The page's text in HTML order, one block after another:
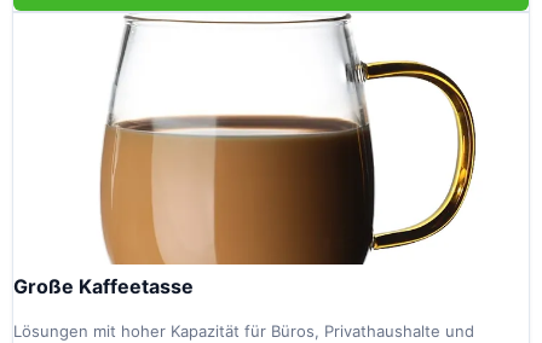
Große Kaffeetasse
Lösungen mit hoher Kapazität für Büros, Privathaushalte und